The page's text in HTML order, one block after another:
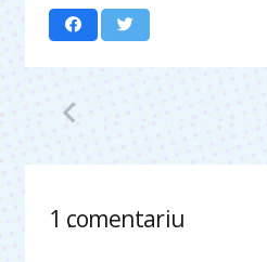
1 comentariu
.